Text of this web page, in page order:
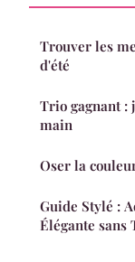
Trouver les
d'été
Trio gagnant :
main
Oser la
Guide Stylé :
Élégante sans